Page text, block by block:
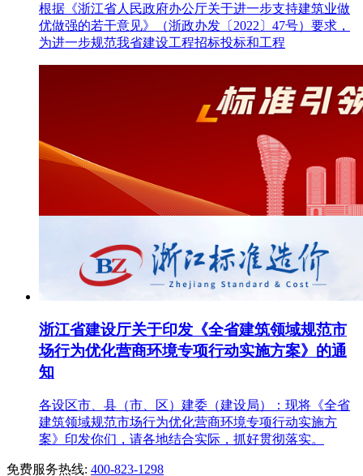
根据《浙江省人民政府办公厅关于进一步支持建筑业做
优做强的若干意见》（浙政办发〔2022〕47号）要求，
为进一步规范我省建设工程招标投标和工程
浙江省建设厅关于印发《全省建筑领域规范市
场行为优化营商环境专项行动实施方案》的通
知
各设区市、县（市、区）建委（建设局）：现将《全省
建筑领域规范市场行为优化营商环境专项行动实施方
案》印发你们，请各地结合实际，抓好贯彻落实。
免费服务热线: 400-823-1298